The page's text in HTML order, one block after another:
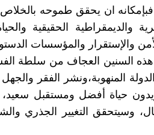
فبإمكانه ان يحقق طموحه
والديمقراطية الحقيقية
والإستقرار والمؤسسات
السنين العجاف من سلطة
المنهوبة،ونشر الفقر
حياة أفضل ومستقبل
وسيتحقق التغيير الجذري